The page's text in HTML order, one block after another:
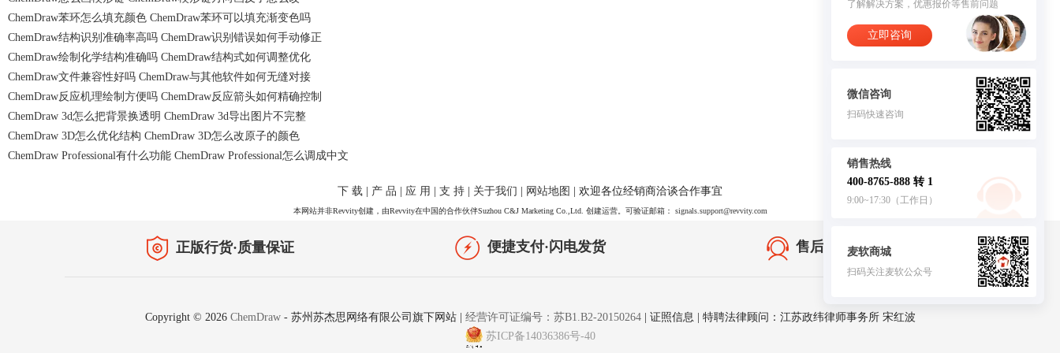
了解解决方案，优惠报价等售前问题
立即咨询
微信咨询
扫码快速咨询
销售热线
400-8765-888 转 1
9:00~17:30（工作日）
麦软商城
扫码关注麦软公众号
客服
ChemDraw苯环怎么填充颜色 ChemDraw苯环可以填充渐变色吗
ChemDraw结构识别准确率高吗 ChemDraw识别错误如何手动修正
ChemDraw绘制化学结构准确吗 ChemDraw结构式如何调整优化
ChemDraw文件兼容性好吗 ChemDraw与其他软件如何无缝对接
ChemDraw反应机理绘制方便吗 ChemDraw反应箭头如何精确控制
ChemDraw 3d怎么把背景换透明 ChemDraw 3d导出图片不完整
ChemDraw 3D怎么优化结构 ChemDraw 3D怎么改原子的颜色
ChemDraw Professional有什么功能 ChemDraw Professional怎么调成中文
下 载 产 品 应 用 支 持 关于我们 网站地图 | 欢迎各位经销商洽谈合作事宜
本网站并非Revvity创建，由Revvity在中国的合作伙伴Suzhou C&J Marketing Co.,Ltd. 创建运营。可验证邮箱： signals.support@revvity.com
正版行货·质量保证 便捷支付·闪电发货 售后无忧·服务保障
Copyright © 2026 ChemDraw -苏州苏杰思网络有限公司旗下网站 经营许可证编号：苏B1.B2-20150264| 证照信息
特聘法律顾问：江苏政纬律师事务所 宋红波
苏ICP备14036386号-40